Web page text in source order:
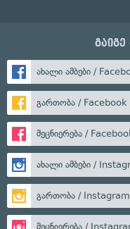
ახალი ამბები /
გართობა / Facebook
მეცნიერება /
ახალი ამბები /
გართობა / Instagram
მეცნიერება /